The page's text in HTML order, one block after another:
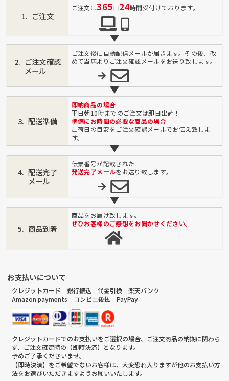
ご注文
ご注文は365日24時間受付けております。
ご注文確認
メール
ご注文後に自動配信メールが届きます。その後、改
めて当店よりご注文確認メールをお送り致します。
配送準備
即納商品の場合
平日朝10時までのご注文は即日出荷！
準備にお時間の必要な商品の場合
出荷日の目安をご注文確認メールでお伝え致しま
す。
配送完了
メール
伝票番号が記載された
発送完了メールをお送り致します。
商品到着
商品をお届け致します。
ぜひお客様のご感想をお聞かせください。
お支払いについて
クレジットカード 銀行振込 代金引換 楽天バンク
Amazon payments コンビニ後払 PayPay
クレジットカードでのお支払いをご選択の場合、ご注文商品の納期に関わら
ず、ご注文確定時の【即時決済】となります。
予めご了承くださいませ。
【即時決済】をご希望でないお客様は、大変恐れ入りますが他のお支払い方
法をお選びいただきますようお願いいたします。